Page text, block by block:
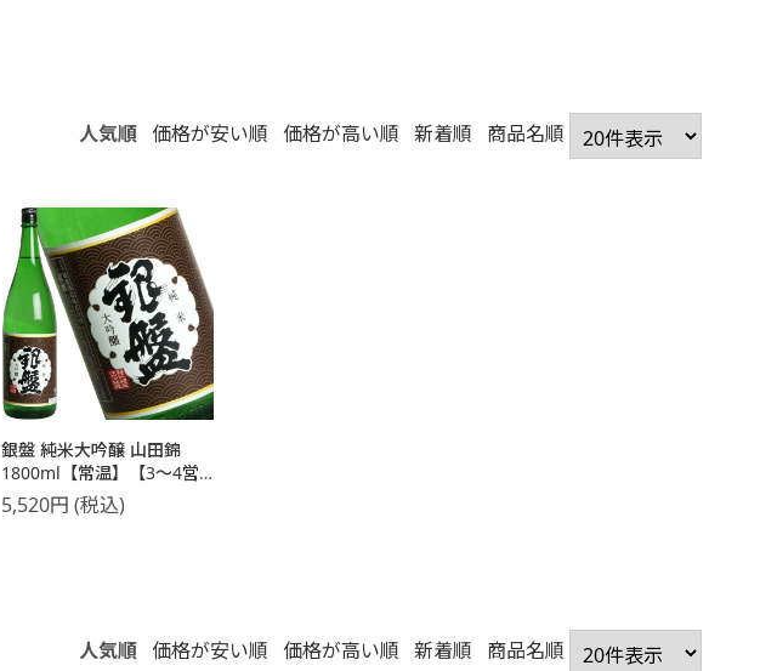
人気順 価格が安い順 価格が高い順 新着順 商品名順
銀盤 純米大吟醸 山田錦
1800ml【常温】【3～4営
業日以内に出荷】
5,520円(税込)
人気順 価格が安い順 価格が高い順 新着順 商品名順